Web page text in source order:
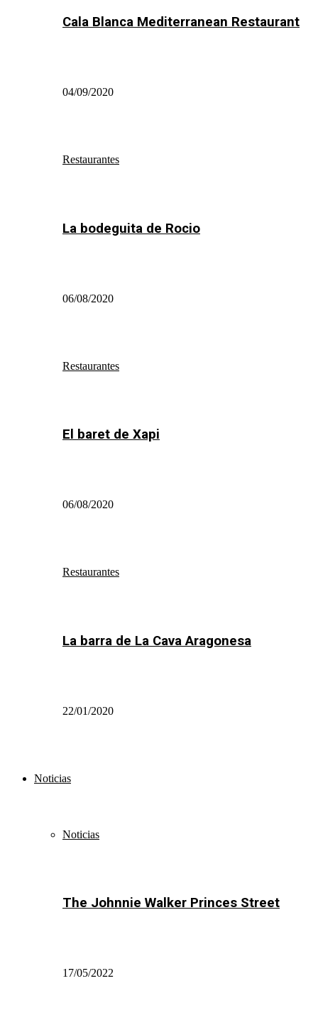
Cala Blanca Mediterranean Restaurant
04/09/2020
Restaurantes
La bodeguita de Rocio
06/08/2020
Restaurantes
El baret de Xapi
06/08/2020
Restaurantes
La barra de La Cava Aragonesa
22/01/2020
Noticias
Noticias
The Johnnie Walker Princes Street
17/05/2022